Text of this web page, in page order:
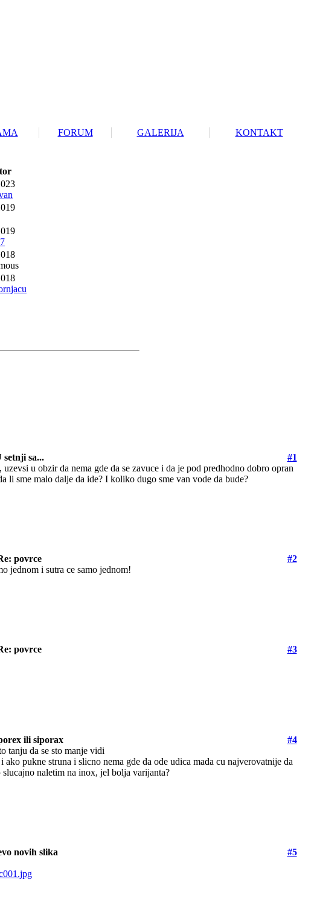
FORUM GALERIJA
KONTAKT
setnji sa...
#1
u obzir da nema gde da se zavuce i da je pod predhodno dobro opran
li sme malo dalje da ide? I koliko dugo sme van vode da bude?
povrce
#2
jednom i sutra ce samo jednom!
povrce
#3
ili siporax
#4
tanju da se sto manje vidi
pukne struna i slicno nema gde da ode udica mada cu najverovatnije da
naletim na inox, jel bolja varijanta?
novih slika
#5